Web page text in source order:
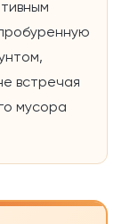
встречая
мусора